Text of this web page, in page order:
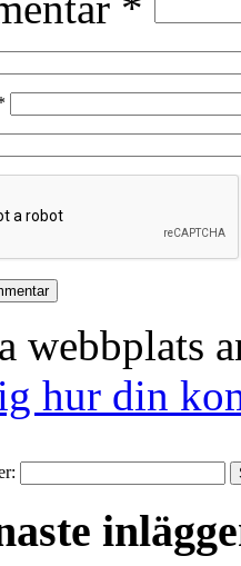
webbplats
hur din